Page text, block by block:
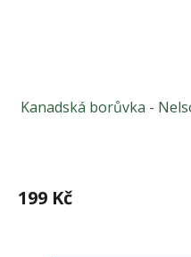
Kanadská borůvka -
199 Kč